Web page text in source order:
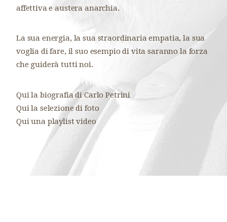
affettiva e austera anarchia.
La sua energia, la sua straordinaria empatia, la sua
voglia di fare, il suo esempio di vita saranno la forza
che guiderà tutti noi.
Qui la biografia di Carlo Petrini
Qui la selezione di foto
Qui una playlist video